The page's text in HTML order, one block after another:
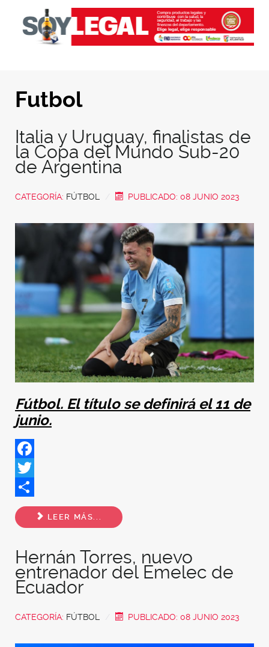
Futbol
Italia y Uruguay, finalistas de
la Copa del Mundo Sub-20
de Argentina
CATEGORÍA: FÚTBOL PUBLICADO: 08 JUNIO 2023
Fútbol. El título se definirá el 11 de
junio.
Facebook
Twitter
Share
LEER MÁS...
Hernán Torres, nuevo
entrenador del Emelec de
Ecuador
CATEGORÍA: FÚTBOL PUBLICADO: 08 JUNIO 2023